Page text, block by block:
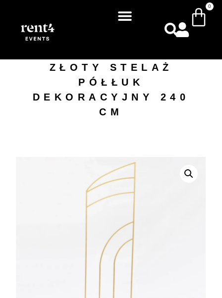
0
ZŁOTY STELAŻ
PÓŁŁUK
DEKORACYJNY 240
CM